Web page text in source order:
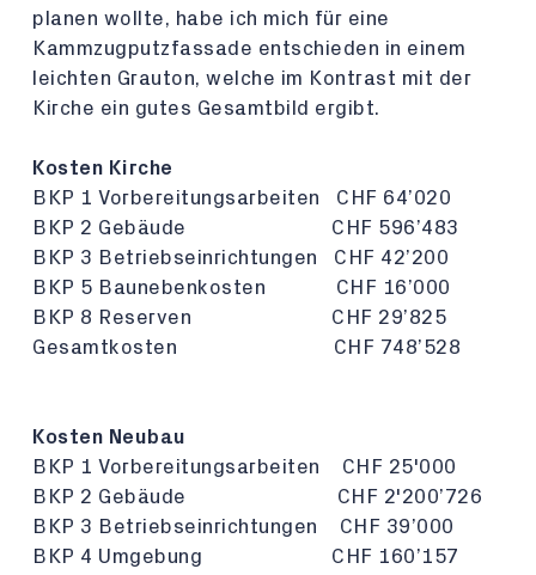
planen wollte, habe ich mich für eine
Kammzugputzfassade entschieden in einem
leichten Grauton, welche im Kontrast mit der
Kirche ein gutes Gesamtbild ergibt.
Kosten Kirche
BKP 1 Vorbereitungsarbeiten CHF 64’020
BKP 2 Gebäude CHF 596’483
BKP 3 Betriebseinrichtungen CHF 42’200
BKP 5 Baunebenkosten CHF 16’000
BKP 8 Reserven CHF 29’825
Gesamtkosten CHF 748’528
Kosten Neubau
BKP 1 Vorbereitungsarbeiten CHF 25'000
BKP 2 Gebäude CHF 2'200’726
BKP 3 Betriebseinrichtungen CHF 39’000
BKP 4 Umgebung CHF 160’157